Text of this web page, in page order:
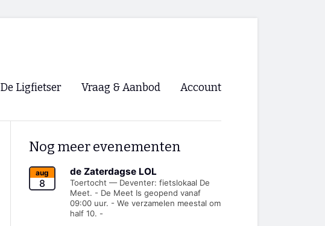
De Ligfietser
NVHPV
Fietsverenigingen
Vraag & Aanbod Account
Registreren
Nog meer evenementen
aug
8
de Zaterdagse LOL
Toertocht — Deventer: fietslokaal De
Meet. - De Meet Is geopend vanaf
09:00 uur. - We verzamelen meestal om
half 10. -